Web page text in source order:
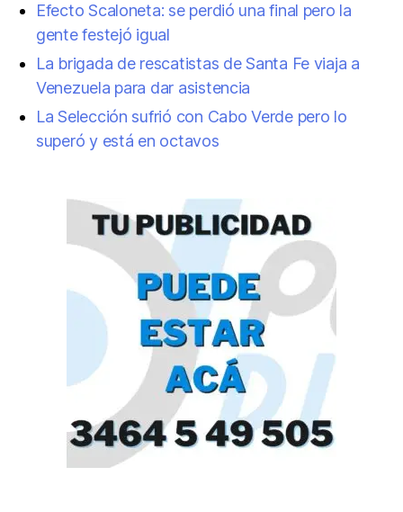
Efecto Scaloneta: se perdió una final pero la
gente festejó igual
La brigada de rescatistas de Santa Fe viaja a
Venezuela para dar asistencia
La Selección sufrió con Cabo Verde pero lo
superó y está en octavos